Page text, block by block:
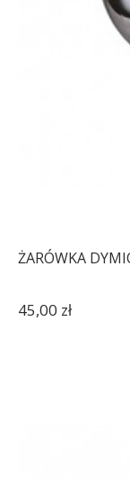
ŻARÓWKA
45,00 zł